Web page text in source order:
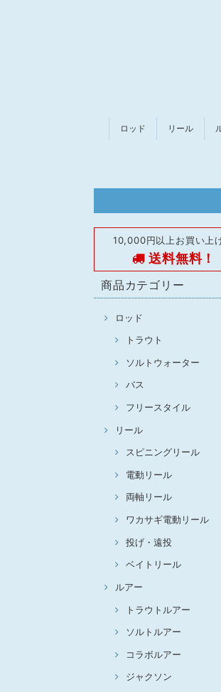
ロッド リール
10,000円以上お買い上
送料無料！
商品カテゴリー
ロッド
トラウト
ソルトウォーター
バス
フリースタイル
リール
スピニングリール
電動リール
両軸リール
ワカサギ電動リール
投げ・遠投
ベイトリール
ルアー
トラウトルアー
ソルトルアー
コラボルアー
ジャクソン